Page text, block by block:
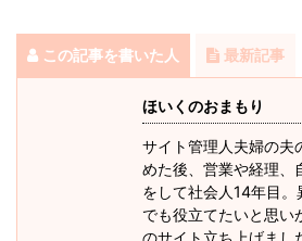
この記事を書いた人 最新記事
ほいくのおまもり
サイト管理人夫婦の夫
めた後、営業や経理、
をして社会人14年目
でも役立てたいと思い
のサイト立ち上げまし